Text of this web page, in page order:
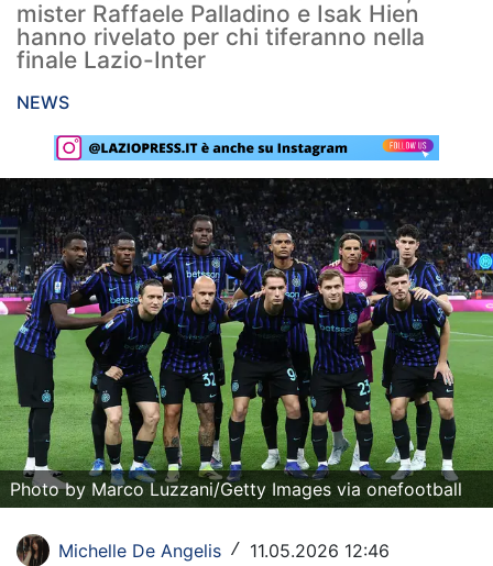
Calciomercato
Lazio Women
Rassegna Lazio
Social
Calcio
Serie A
Champions League
Europa League
Altri Sport
Formula 1
Tennis
mister Raffaele Palladino e Isak Hien
hanno rivelato per chi tiferanno nella
finale Lazio-Inter
NEWS
Photo by Marco Luzzani/Getty Images via onefootball
Michelle De Angelis / 11.05.2026 12:46